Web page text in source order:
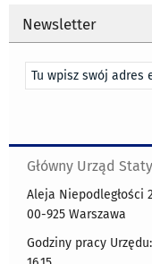
Newsletter
Główny Urząd
Aleja Niepodległości
00-925 Warszawa
Godziny pracy Urzędu: